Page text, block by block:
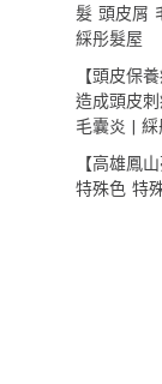
髮 頭皮屑
綵彤髮屋
【頭皮保
造成頭皮
毛囊炎 | 綵
【高雄鳳
特殊色 特